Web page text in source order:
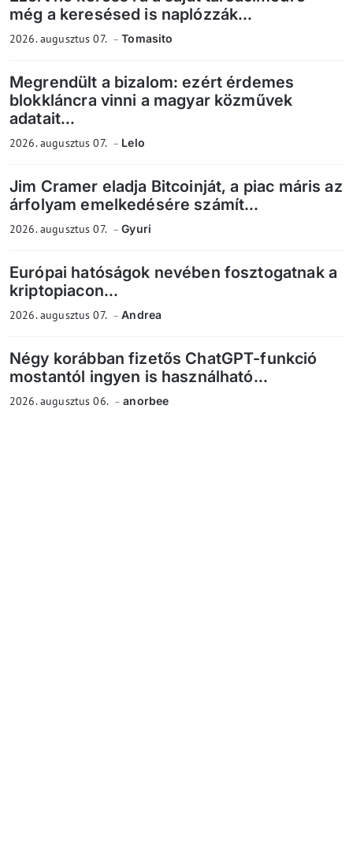
még a keresésed is naplózzák...
2026. augusztus 07. Tomasito
Megrendült a bizalom: ezért érdemes
blokkláncra vinni a magyar közművek
adatait...
2026. augusztus 07. Lelo
Jim Cramer eladja Bitcoinját, a piac máris az
árfolyam emelkedésére számít...
2026. augusztus 07. Gyuri
Európai hatóságok nevében fosztogatnak a
kriptopiacon...
2026. augusztus 07. Andrea
Négy korábban fizetős ChatGPT-funkció
mostantól ingyen is használható...
2026. augusztus 06. anorbee